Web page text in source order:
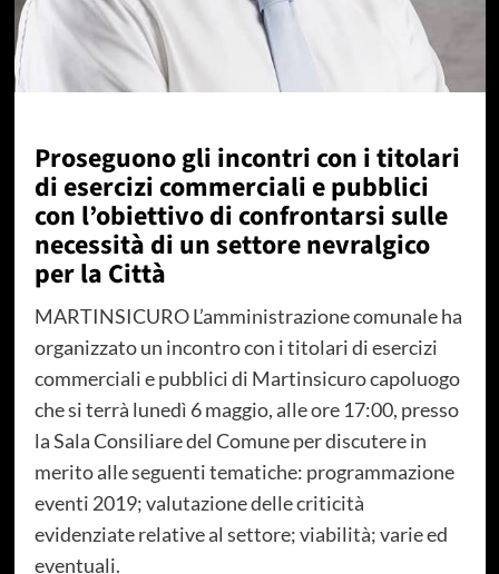
Proseguono gli incontri con i titolari
di esercizi commerciali e pubblici
con l’obiettivo di confrontarsi sulle
necessità di un settore nevralgico
per la Città
MARTINSICURO L’amministrazione comunale ha
organizzato un incontro con i titolari di esercizi
commerciali e pubblici di Martinsicuro capoluogo
che si terrà lunedì 6 maggio, alle ore 17:00, presso
la Sala Consiliare del Comune per discutere in
merito alle seguenti tematiche: programmazione
eventi 2019; valutazione delle criticità
evidenziate relative al settore; viabilità; varie ed
eventuali.